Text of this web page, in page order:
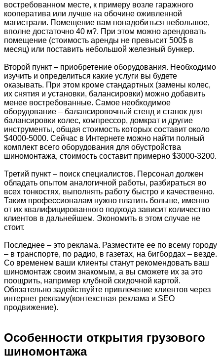
востребованном месте, к примеру возле гаражного
кооператива или лучше на обочине оживленной
магистрали. Помещение вам понадобиться небольшое,
вполне достаточно 40 м?. При этом можно арендовать
помещение (стоимость аренды не превысит 500$ в
месяц) или поставить небольшой железный бункер.
Второй пункт – приобретение оборудования. Необходимо
изучить и определиться какие услуги вы будете
оказывать. При этом кроме стандартных (замены колес,
их снятия и установки, балансировки) можно добавить
менее востребованные. Самое необходимое
оборудование – балансировочный стенд и станок для
балансировки колес, компрессор, домкрат и другие
инструменты, общая стоимость которых составит около
$4000-5000. Сейчас в Интернете можно найти полный
комплект всего оборудования для обустройства
шиномонтажа, стоимость составит примерно $3000-3200.
Третий пункт – поиск специалистов. Персонал должен
обладать опытом аналогичной работы, разбираться во
всех тонкостях, выполнять работу быстро и качественно.
Таким профессионалам нужно платить больше, именно
от их квалифицированного подхода зависит количество
клиентов в дальнейшем. Экономить в этом случае не
стоит.
Последнее – это реклама. Разместите ее по всему городу
– в транспорте, по радио, в газетах, на бигбордах – везде.
Со временем ваши клиенты станут рекомендовать ваш
шиномонтаж своим знакомым, а вы сможете их за это
поощрить, например клубной скидочной картой.
Обязательно задействуйте привлечение клиентов через
интернет рекламу(контекстная реклама и SEO
продвижение).
Особенности открытия грузового
шиномонтажа